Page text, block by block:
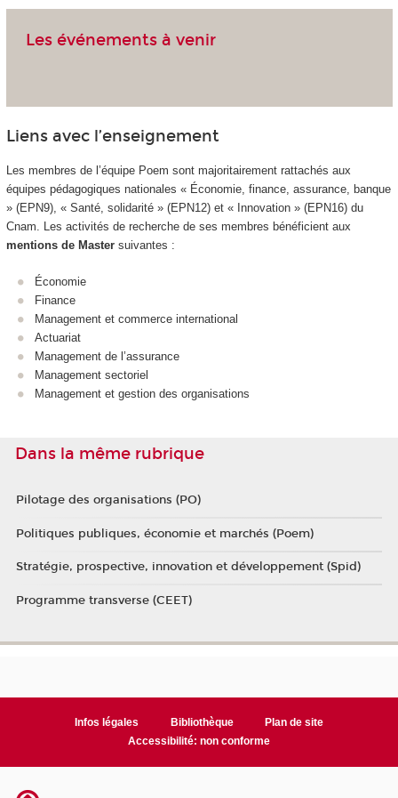
Les événements à venir
Liens avec l’enseignement
Les membres de l’équipe Poem sont majoritairement rattachés aux
équipes pédagogiques nationales « Économie, finance, assurance, banque
» (EPN9), « Santé, solidarité »(EPN12) et « Innovation »(EPN16) du
Cnam. Les activités de recherche de ses membres bénéficient aux
mentions de Mastersuivantes :
Économie
Finance
Management et commerce international
Actuariat
Management de l’assurance
Management sectoriel
Management et gestion des organisations
Dans la même rubrique
Pilotage des organisations (PO)
Politiques publiques, économie et marchés (Poem)
Stratégie, prospective, innovation et développement (Spid)
Programme transverse (CEET)
Infos légales Bibliothèque
Plan de site
Accessibilité: non conforme